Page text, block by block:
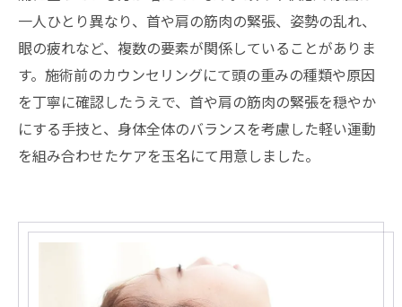
一人ひとり異なり、首や肩の筋肉の緊張、姿勢の乱れ、
眼の疲れなど、複数の要素が関係していることがありま
す。施術前のカウンセリングにて頭の重みの種類や原因
を丁寧に確認したうえで、首や肩の筋肉の緊張を穏やか
にする手技と、身体全体のバランスを考慮した軽い運動
を組み合わせたケアを玉名にて用意しました。